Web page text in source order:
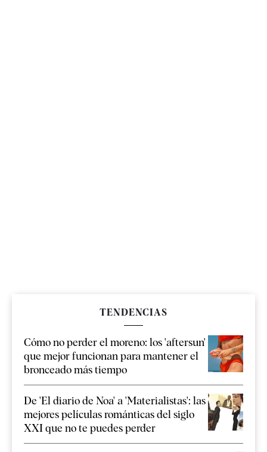
TENDENCIAS
Cómo no perder el moreno: los 'aftersun'
que mejor funcionan para mantener el
bronceado más tiempo
De 'El diario de Noa' a 'Materialistas': las
mejores películas románticas del siglo
XXI que no te puedes perder